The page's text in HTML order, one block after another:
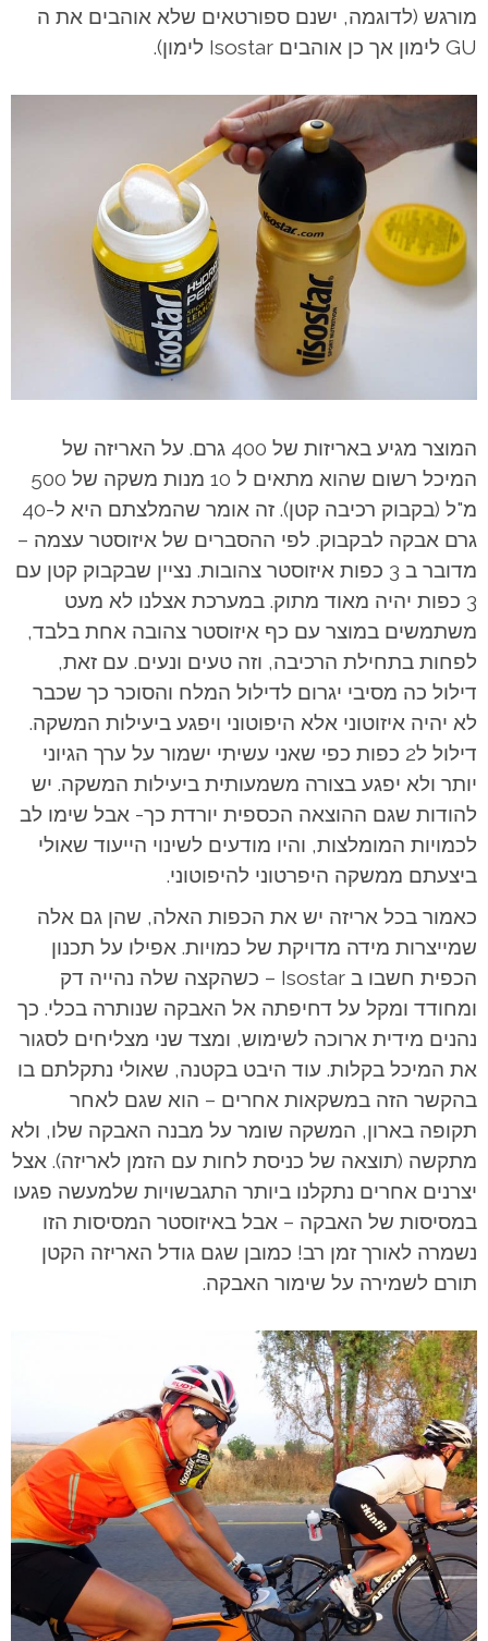
מורגש (לדוגמה, ישנם ספורטאים שלא אוהבים את ה
GU לימון אך כן אוהבים Isostar לימון).
המוצר מגיע באריזות של 400 גרם. על האריזה של
המיכל רשום שהוא מתאים ל 10 מנות משקה של 500
מ"ל (בקבוק רכיבה קטן). זה אומר שהמלצתם היא ל-40
גרם אבקה לבקבוק. לפי ההסברים של איזוסטר עצמה –
מדובר ב 3 כפות איזוסטר צהובות. נציין שבקבוק קטן עם
3 כפות יהיה מאוד מתוק. במערכת אצלנו לא מעט
משתמשים במוצר עם כף איזוסטר צהובה אחת בלבד,
לפחות בתחילת הרכיבה, וזה טעים ונעים. עם זאת,
דילול כה מסיבי יגרום לדילול המלח והסוכר כך שכבר
לא יהיה איזוטוני אלא היפוטוני ויפגע ביעילות המשקה.
דילול ל2 כפות כפי שאני עשיתי ישמור על ערך הגיוני
יותר ולא יפגע בצורה משמעותית ביעילות המשקה. יש
להודות שגם ההוצאה הכספית יורדת כך- אבל שימו לב
לכמויות המומלצות, והיו מודעים לשינוי הייעוד שאולי
ביצעתם ממשקה היפרטוני להיפוטוני.
כאמור בכל אריזה יש את הכפות האלה, שהן גם אלה
שמייצרות מידה מדויקת של כמויות. אפילו על תכנון
הכפית חשבו ב Isostar – כשהקצה שלה נהייה דק
ומחודד ומקל על דחיפתה אל האבקה שנותרה בכלי. כך
נהנים מידית ארוכה לשימוש, ומצד שני מצליחים לסגור
את המיכל בקלות. עוד היבט בקטנה, שאולי נתקלתם בו
בהקשר הזה במשקאות אחרים – הוא שגם לאחר
תקופה בארון, המשקה שומר על מבנה האבקה שלו, ולא
מתקשה (תוצאה של כניסת לחות עם הזמן לאריזה). אצל
יצרנים אחרים נתקלנו ביותר התגבשויות שלמעשה פגעו
במסיסות של האבקה – אבל באיזוסטר המסיסות הזו
נשמרה לאורך זמן רב! כמובן שגם גודל האריזה הקטן
תורם לשמירה על שימור האבקה.